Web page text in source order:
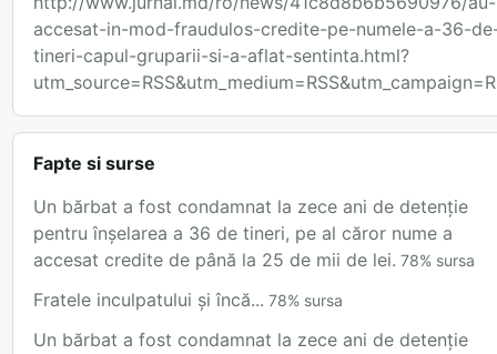
accesat-in-mod-fraudulos-credite-pe-numele-a-36-
tineri-capul-gruparii-si-a-aflat-sentinta.html?
Fapte si surse
Un bărbat a fost condamnat la zece ani de detenție
pentru înșelarea a 36 de tineri, pe al căror nume a
accesat credite de până la 25 de mii de lei. 78% sursa
Fratele inculpatului și încă... 78% sursa
Un bărbat a fost condamnat la zece ani de detenție